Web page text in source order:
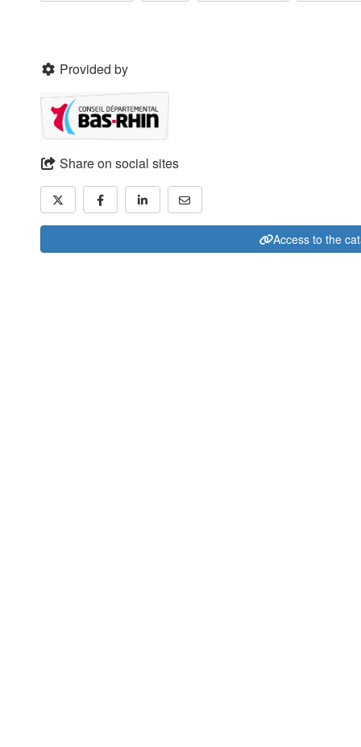
Provided by
Share on social sites
Access to the